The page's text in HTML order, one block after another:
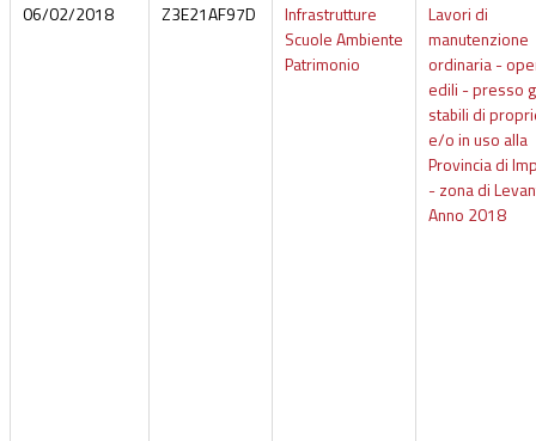
06/02/2018 Z3E21AF97D
Infrastrutture
Scuole Ambiente
Patrimonio
Lavori di
manutenzione
ordinaria -
edili - presso
stabili di
e/o in uso alla
Provincia di
- zona di
Anno 2018